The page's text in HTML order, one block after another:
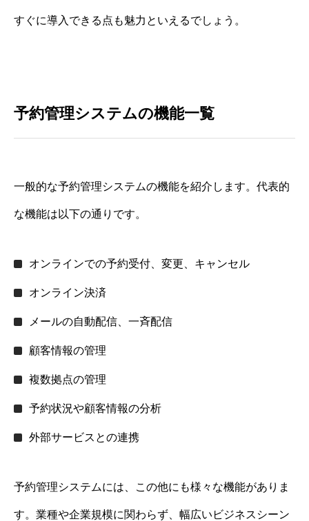
すぐに導入できる点も魅力といえるでしょう。
予約管理システムの機能一覧
一般的な予約管理システムの機能を紹介します。代表的
な機能は以下の通りです。
オンラインでの予約受付、変更、キャンセル
オンライン決済
メールの自動配信、一斉配信
顧客情報の管理
複数拠点の管理
予約状況や顧客情報の分析
外部サービスとの連携
予約管理システムには、この他にも様々な機能がありま
す。業種や企業規模に関わらず、幅広いビジネスシーン